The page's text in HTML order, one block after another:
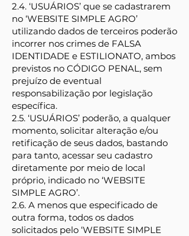
2.4. ‘USUÁRIOS’ que se cadastrarem
no ‘WEBSITE SIMPLE AGRO’
utilizando dados de terceiros poderão
incorrer nos crimes de FALSA
IDENTIDADE e ESTILIONATO, ambos
previstos no CÓDIGO PENAL, sem
prejuízo de eventual
responsabilização por legislação
específica.
2.5. ‘USUÁRIOS’ poderão, a qualquer
momento, solicitar alteração e/ou
retificação de seus dados, bastando
para tanto, acessar seu cadastro
diretamente por meio de local
próprio, indicado no ‘WEBSITE
SIMPLE AGRO’.
2.6. A menos que especificado de
outra forma, todos os dados
solicitados pelo ‘WEBSITE SIMPLE